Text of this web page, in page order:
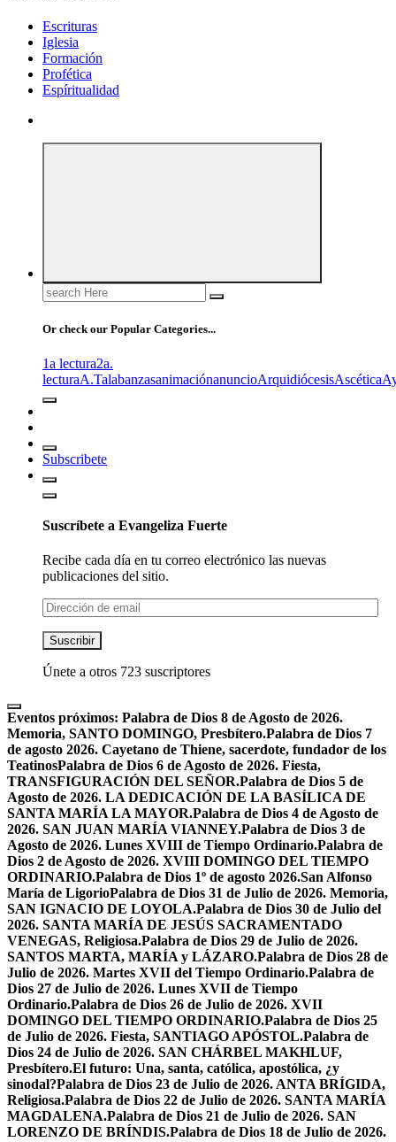
Escrituras
Iglesia
Formación
Profética
Espíritualidad
Search
for:
Or check our Popular Categories...
1a lectura2a.
lecturaA.TalabanzasanimaciónanuncioArquidiócesisAscética
Subscribete
Suscríbete a Evangeliza Fuerte
Recibe cada día en tu correo electrónico las nuevas
publicaciones del sitio.
Dirección
de
email
Suscribir
Únete a otros 723 suscriptores
Eventos próximos: Palabra de Dios 8 de Agosto de 2026.
Memoria, SANTO DOMINGO, Presbítero.Palabra de Dios 7
de agosto 2026. Cayetano de Thiene, sacerdote, fundador de los
TeatinosPalabra de Dios 6 de Agosto de 2026. Fiesta,
TRANSFIGURACIÓN DEL SEÑOR.Palabra de Dios 5 de
Agosto de 2026. LA DEDICACIÓN DE LA BASÍLICA DE
SANTA MARÍA LA MAYOR.Palabra de Dios 4 de Agosto de
2026. SAN JUAN MARÍA VIANNEY.Palabra de Dios 3 de
Agosto de 2026. Lunes XVIII de Tiempo Ordinario.Palabra de
Dios 2 de Agosto de 2026. XVIII DOMINGO DEL TIEMPO
ORDINARIO.Palabra de Dios 1º de agosto 2026.San Alfonso
María de LigorioPalabra de Dios 31 de Julio de 2026. Memoria,
SAN IGNACIO DE LOYOLA.Palabra de Dios 30 de Julio del
2026. SANTA MARÍA DE JESÚS SACRAMENTADO
VENEGAS, Religiosa.Palabra de Dios 29 de Julio de 2026.
SANTOS MARTA, MARÍA y LÁZARO.Palabra de Dios 28 de
Julio de 2026. Martes XVII del Tiempo Ordinario.Palabra de
Dios 27 de Julio de 2026. Lunes XVII de Tiempo
Ordinario.Palabra de Dios 26 de Julio de 2026. XVII
DOMINGO DEL TIEMPO ORDINARIO.Palabra de Dios 25
de Julio de 2026. Fiesta, SANTIAGO APÓSTOL.Palabra de
Dios 24 de Julio de 2026. SAN CHÁRBEL MAKHLUF,
Presbítero.El futuro: Una, santa, católica, apostólica, ¿y
sinodal?Palabra de Dios 23 de Julio de 2026. ANTA BRÍGIDA,
Religiosa.Palabra de Dios 22 de Julio de 2026. SANTA MARÍA
MAGDALENA.Palabra de Dios 21 de Julio de 2026. SAN
LORENZO DE BRÍNDIS.Palabra de Dios 18 de Julio de 2026.